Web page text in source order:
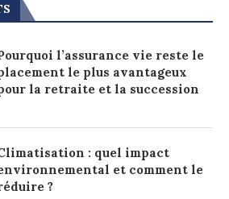
l’assurance vie reste le
le plus avantageux
la retraite et la succession
: quel impact
et comment le
?